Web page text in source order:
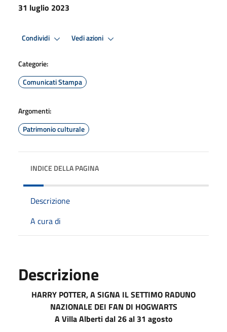
31 luglio 2023
Condividi Vedi azioni
Categorie:
Comunicati Stampa
Argomenti:
Patrimonio culturale
INDICE DELLA PAGINA
Descrizione
A cura di
Descrizione
HARRY POTTER, A SIGNA IL SETTIMO RADUNO
NAZIONALE DEI FAN DI HOGWARTS
A Villa Alberti dal 26 al 31 agosto